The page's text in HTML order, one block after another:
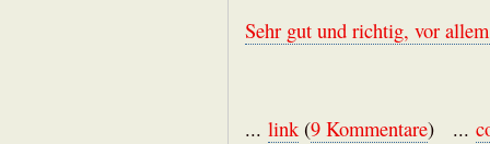
Sehr gut und richtig, vor
... link(9 Kommentare) ...